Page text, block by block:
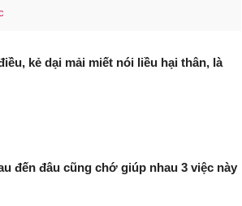
kẻ dại mải miết nói liều hại thân, là
đến đâu cũng chớ giúp nhau 3 việc này